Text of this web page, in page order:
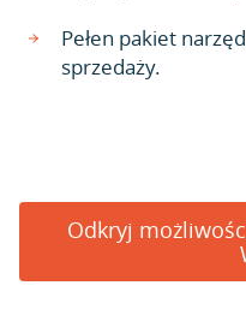
Pełen pakiet
sprzedaży.
Odkryj